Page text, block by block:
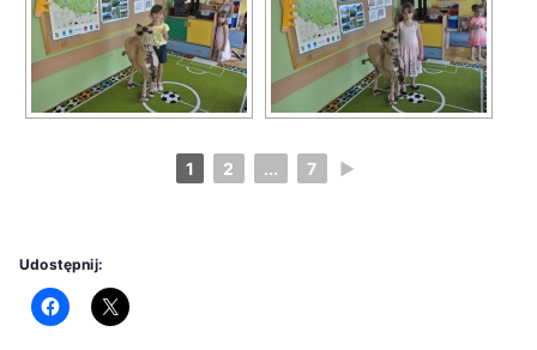
1 2 ... 7 ►
Udostępnij: